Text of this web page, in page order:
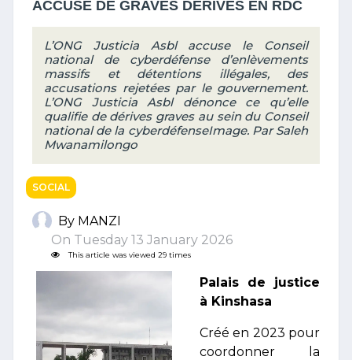
ACCUSE DE GRAVES DERIVES EN RDC
L’ONG Justicia Asbl accuse le Conseil
national de cyberdéfense d’enlèvements
massifs et détentions illégales, des
accusations rejetées par le gouvernement.
L’ONG Justicia Asbl dénonce ce qu’elle
qualifie de dérives graves au sein du Conseil
national de la cyberdéfenseImage. Par Saleh
Mwanamilongo
SOCIAL
By MANZI
On Tuesday 13 January 2026
This article was viewed 29 times
Palais de justice
à Kinshasa
Créé en 2023 pour
coordonner la